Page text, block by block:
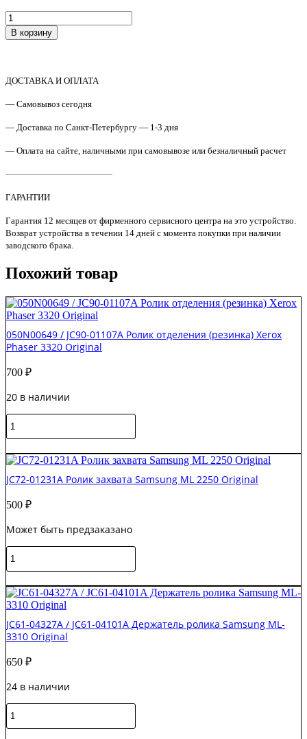
Количество
товара
JC93-
подачи
сборе
железной
Samsung
3400/ML-
Original
В корзину
ДОСТАВКА И ОПЛАТА
— Самовывоз сегодня
— Доставка по Санкт-Петербургу — 1-3 дня
— Оплата на сайте, наличными при самовывозе или безналичный расчет
————————————
ГАРАНТИИ
Гарантия 12 месяцев от фирменного сервисного центра на это устройство.
Возврат устройства в течении 14 дней с момента покупки при наличии
заводского брака.
Похожий товар
050N00649 / JC90-01107A Ролик отделения (резинка) Xerox
Phaser 3320 Original
700 ₽
20 в наличии
Количество
товара
/
JC90-
01107A
отделения
Xerox
3320
Original
JC72-01231A Ролик захвата Samsung ML 2250 Original
500 ₽
Может быть предзаказано
Количество
товара
01231A
Ролик
захвата
Samsung
ML
Original
JC61-04327A / JC61-04101A Держатель ролика Samsung ML-
3310 Original
650 ₽
24 в наличии
Количество
товара